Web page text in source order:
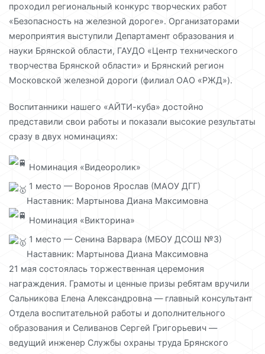
проходил региональный конкурс творческих работ
«Безопасность на железной дороге». Организаторами
мероприятия выступили Департамент образования и
науки Брянской области, ГАУДО «Центр технического
творчества Брянской области» и Брянский регион
Московской железной дороги (филиал ОАО «РЖД»).
Воспитанники нашего «АЙТИ-куба» достойно
представили свои работы и показали высокие результаты
сразу в двух номинациях:
Номинация «Видеоролик»
1 место — Воронов Ярослав (МАОУ ДГГ)
Наставник: Мартынова Диана Максимовна
Номинация «Викторина»
1 место — Сенина Варвара (МБОУ ДСОШ №3)
Наставник: Мартынова Диана Максимовна
21 мая состоялась торжественная церемония
награждения. Грамоты и ценные призы ребятам вручили
Сальникова Елена Александровна — главный консультант
Отдела воспитательной работы и дополнительного
образования и Селиванов Сергей Григорьевич —
ведущий инженер Службы охраны труда Брянского